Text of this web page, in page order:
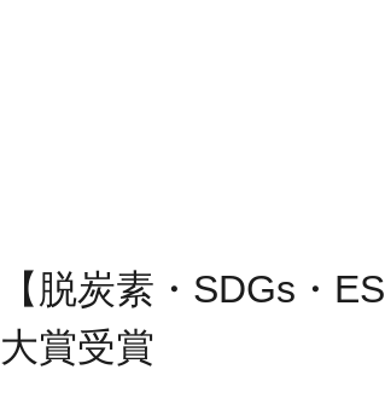
【脱炭素・SDGs・
大賞受賞